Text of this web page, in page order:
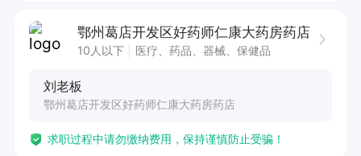
有社保），后期根据业绩能力涨。
鄂州葛店开发区好药师仁康大药房药店
10人以下 医疗、药品、器械、保健品
刘老板
鄂州葛店开发区好药师仁康大药房药店
求职过程中请勿缴纳费用，保持谨慎防止受骗！